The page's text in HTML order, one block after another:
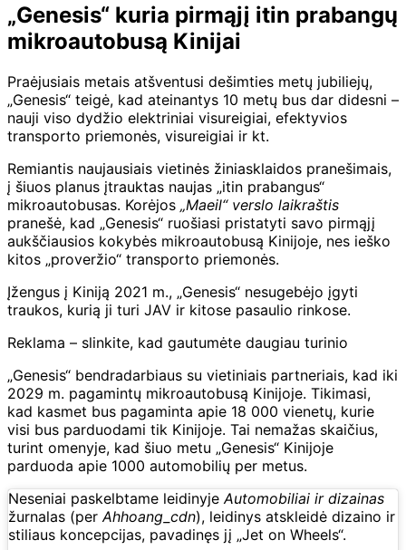
„Genesis“ kuria pirmąjį itin prabangų
mikroautobusą Kinijai
Praėjusiais metais atšventusi dešimties metų jubiliejų,
„Genesis“ teigė, kad ateinantys 10 metų bus dar didesni –
nauji viso dydžio elektriniai visureigiai, efektyvios
transporto priemonės, visureigiai ir kt.
Remiantis naujausiais vietinės žiniasklaidos pranešimais,
į šiuos planus įtrauktas naujas „itin prabangus“
mikroautobusas. Korėjos „Maeil“ verslo laikraštis
pranešė, kad „Genesis“ ruošiasi pristatyti savo pirmąjį
aukščiausios kokybės mikroautobusą Kinijoje, nes ieško
kitos „proveržio“ transporto priemonės.
Įžengus į Kiniją 2021 m., „Genesis“ nesugebėjo įgyti
traukos, kurią ji turi JAV ir kitose pasaulio rinkose.
Reklama – slinkite, kad gautumėte daugiau turinio
„Genesis“ bendradarbiaus su vietiniais partneriais, kad iki
2029 m. pagamintų mikroautobusą Kinijoje. Tikimasi,
kad kasmet bus pagaminta apie 18 000 vienetų, kurie
visi bus parduodami tik Kinijoje. Tai nemažas skaičius,
turint omenyje, kad šiuo metu „Genesis“ Kinijoje
parduoda apie 1000 automobilių per metus.
Neseniai paskelbtame leidinyje Automobiliai ir dizainas
žurnalas (per Ahhoang_cdn), leidinys atskleidė dizaino ir
stiliaus koncepcijas, pavadinęs jį „Jet on Wheels“.